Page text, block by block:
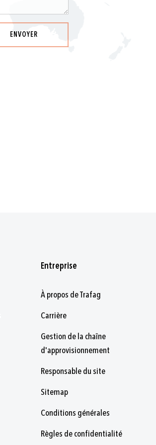
ENVOYER
Entreprise
À propos de Trafag
Carrière
Gestion de la chaîne
d'approvisionnement
Responsable du site
Sitemap
Conditions générales
Règles de confidentialité